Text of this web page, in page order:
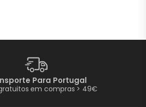
Para Portugal
em compras > 49€